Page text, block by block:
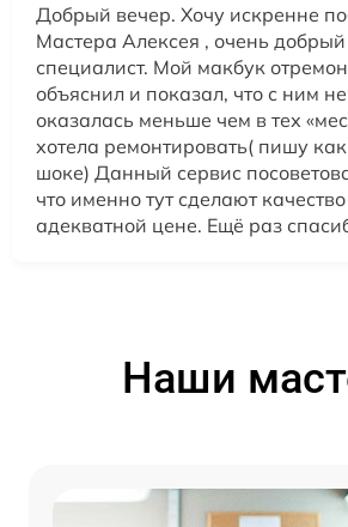
Добрый вечер. Хочу искренне
Мастера Алексея , очень
специалист. Мой макбук
объяснил и показал, что с ним
оказалась меньше чем в тех
хотела ремонтировать( пишу
шоке) Данный сервис
что именно тут сделают
адекватной цене. Ещё раз
Наши